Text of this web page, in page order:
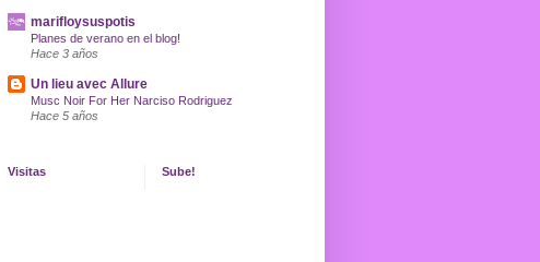
marifloysuspotis
Planes de verano en el blog!
Hace 3 años
Un lieu avec Allure
Musc Noir For Her Narciso Rodriguez
Hace 5 años
Visitas Sube!